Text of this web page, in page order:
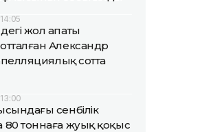
жол апаты
Александр
сотта
сенбілік
тоннаға жуық қоқыс